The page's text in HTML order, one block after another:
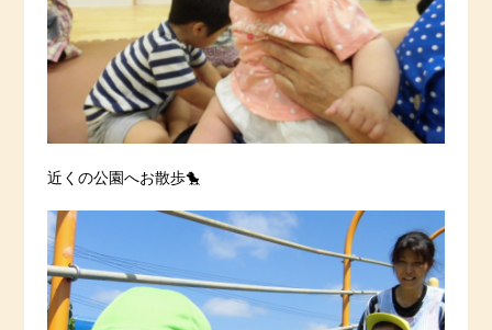
近くの公園へお散歩🐤